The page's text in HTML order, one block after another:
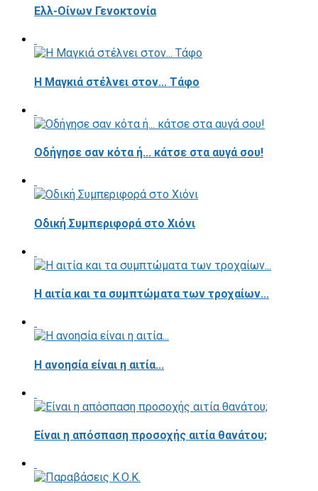
Ελλ-Οίνων Γενοκτονία
H Μαγκιά στέλνει στον... Τάφο
Οδήγησε σαν κότα ή... κάτσε στα αυγά σου!
Οδική Συμπεριφορά στο Χιόνι
Η αιτία και τα συμπτώματα των τροχαίων...
Η ανοησία είναι η αιτία...
Είναι η απόσπαση προσοχής αιτία θανάτου;